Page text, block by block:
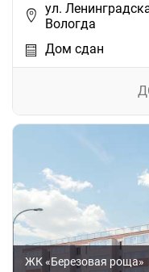
ул.
Вологда
Дом сдан
ЖК «Березовая роща»